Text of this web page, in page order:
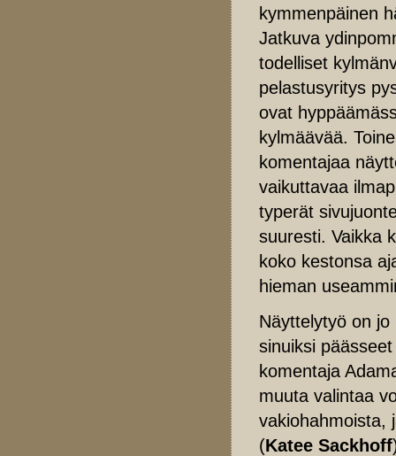
kymmenpäinen
Jatkuva
todelliset
pelastusyritys
ovat
kylmäävää.
komentajaa
vaikuttavaa
typerät
suuresti. Vaikka
koko kestonsa
hieman
Näyttelytyö on
sinuiksi
komentaja
muuta valintaa
vakiohahmoista,
(Katee Sackhoff